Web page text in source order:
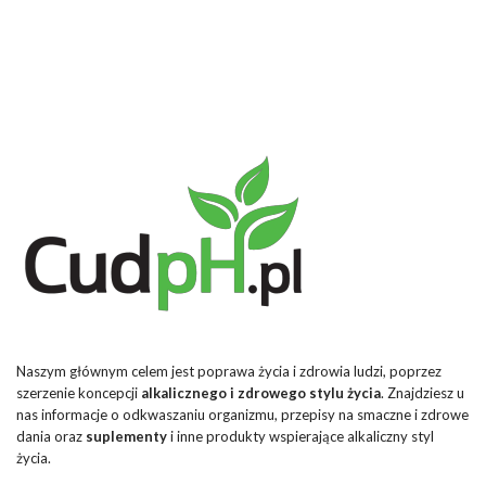
Naszym głównym celem jest poprawa życia i zdrowia ludzi, poprzez
szerzenie koncepcji alkalicznego i zdrowego stylu życia. Znajdziesz u
nas informacje o odkwaszaniu organizmu, przepisy na smaczne i zdrowe
dania oraz suplementyi inne produkty wspierające alkaliczny styl
życia.